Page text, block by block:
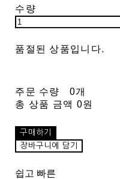
수량
품절된 상품입니다.
주문 수량
0개
총 상품 금액 0원
구매하기
장바구니에 담기
쉽고 빠른